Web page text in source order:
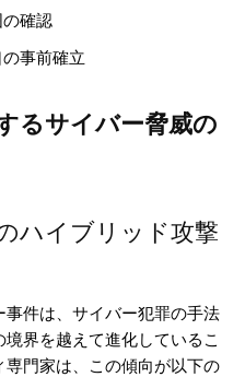
確認
事前確立
るサイバー脅威の
ハイブリッド攻撃
件は、サイバー犯罪の手法
界を越えて進化しているこ
門家は、この傾向が以下の